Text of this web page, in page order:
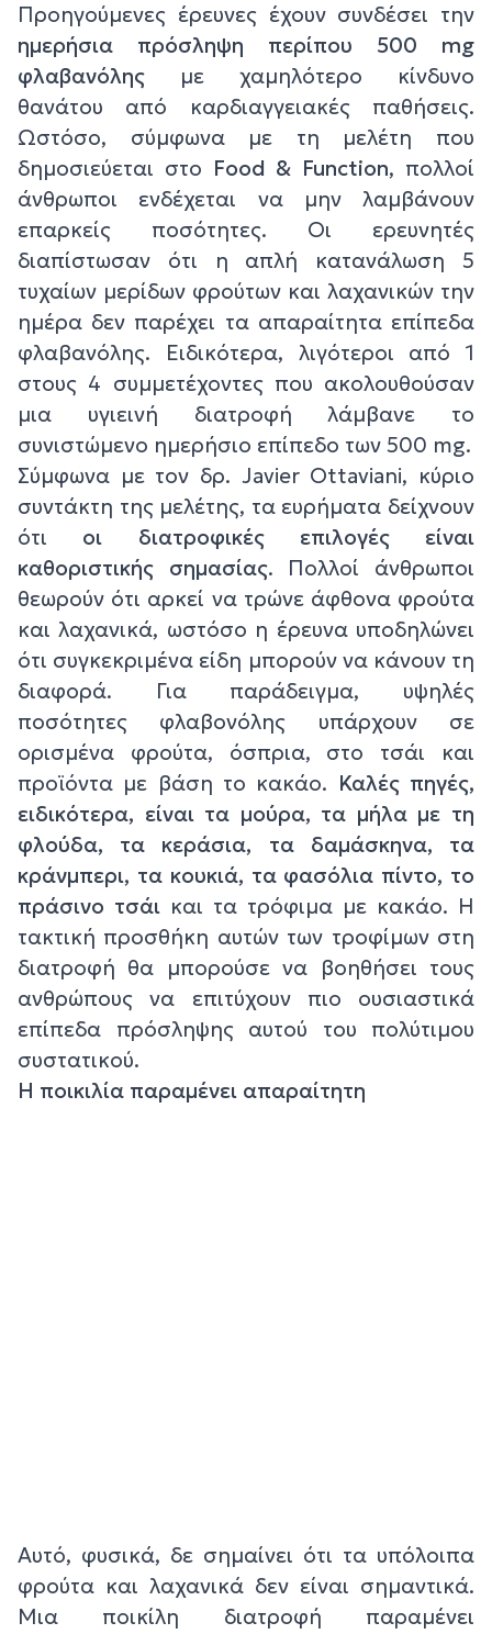
Προηγούμενες έρευνες έχουν συνδέσει την
ημερήσια πρόσληψη περίπου 500 mg
φλαβανόλης με χαμηλότερο κίνδυνο
θανάτου από καρδιαγγειακές παθήσεις.
Ωστόσο, σύμφωνα με τη μελέτη που
δημοσιεύεται στο Food & Function, πολλοί
άνθρωποι ενδέχεται να μην λαμβάνουν
επαρκείς ποσότητες. Οι ερευνητές
διαπίστωσαν ότι η απλή κατανάλωση 5
τυχαίων μερίδων φρούτων και λαχανικών την
ημέρα δεν παρέχει τα απαραίτητα επίπεδα
φλαβανόλης. Ειδικότερα, λιγότεροι από 1
στους 4 συμμετέχοντες που ακολουθούσαν
μια υγιεινή διατροφή λάμβανε το
συνιστώμενο ημερήσιο επίπεδο των 500 mg.
Σύμφωνα με τον δρ. Javier Ottaviani, κύριο
συντάκτη της μελέτης, τα ευρήματα δείχνουν
ότι οι διατροφικές επιλογές είναι
καθοριστικής σημασίας. Πολλοί άνθρωποι
θεωρούν ότι αρκεί να τρώνε άφθονα φρούτα
και λαχανικά, ωστόσο η έρευνα υποδηλώνει
ότι συγκεκριμένα είδη μπορούν να κάνουν τη
διαφορά. Για παράδειγμα, υψηλές
ποσότητες φλαβονόλης υπάρχουν σε
ορισμένα φρούτα, όσπρια, στο τσάι και
προϊόντα με βάση το κακάο. Καλές πηγές,
ειδικότερα, είναι τα μούρα, τα μήλα με τη
φλούδα, τα κεράσια, τα δαμάσκηνα, τα
κράνμπερι, τα κουκιά, τα φασόλια πίντο, το
πράσινο τσάι και τα τρόφιμα με κακάο. Η
τακτική προσθήκη αυτών των τροφίμων στη
διατροφή θα μπορούσε να βοηθήσει τους
ανθρώπους να επιτύχουν πιο ουσιαστικά
επίπεδα πρόσληψης αυτού του πολύτιμου
συστατικού.
Η ποικιλία παραμένει απαραίτητη
Αυτό, φυσικά, δε σημαίνει ότι τα υπόλοιπα
φρούτα και λαχανικά δεν είναι σημαντικά.
Μια ποικίλη διατροφή παραμένει